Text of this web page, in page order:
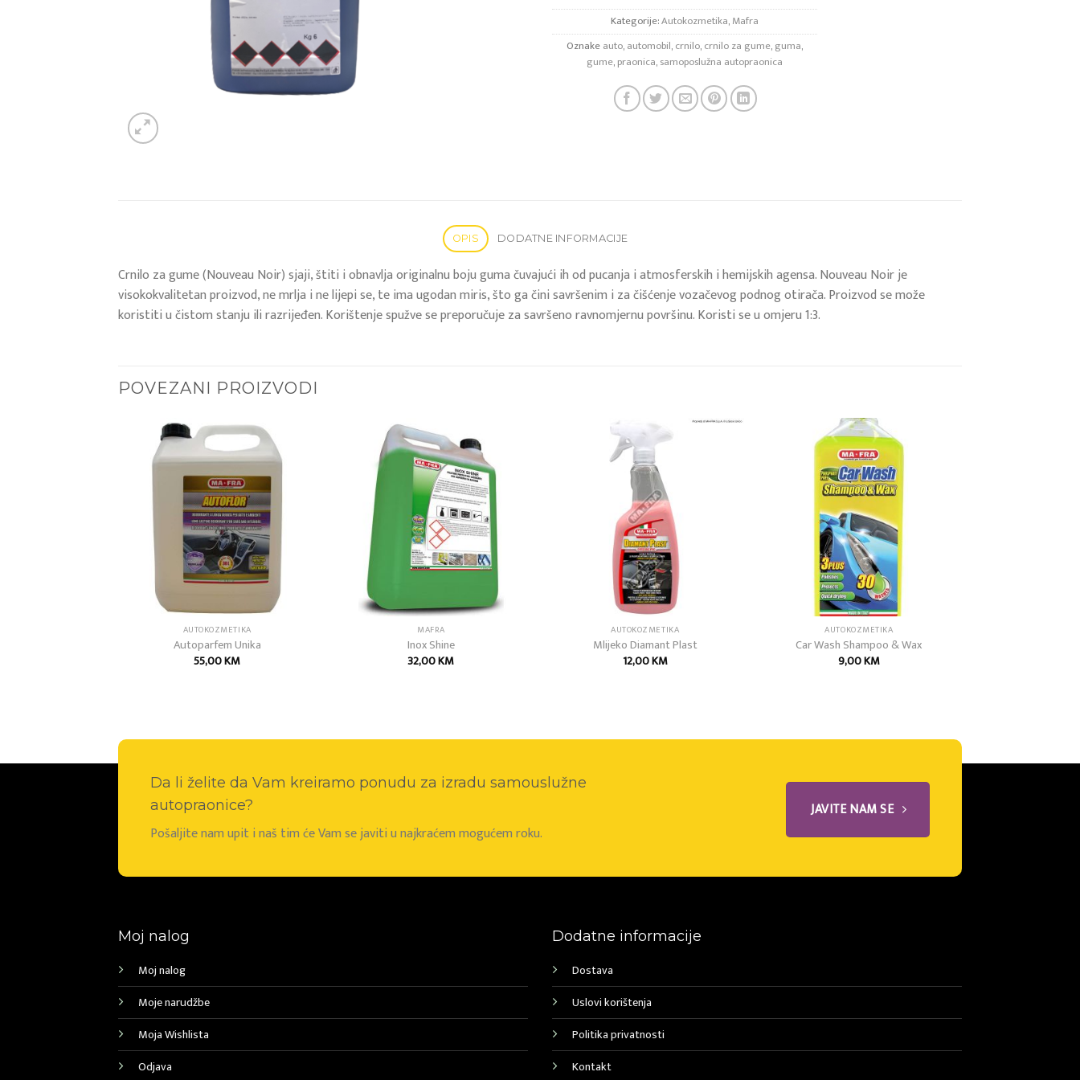
Kategorije:Autokozmetika,Mafra
Oznakeauto,automobil,crnilo,crnilo za gume,guma,
gume,praonica,samoposlužna autopraonica
OPIS DODATNE INFORMACIJE
Crnilo za gume (Nouveau Noir) sjaji, štiti i obnavlja originalnu boju guma čuvajući ih od pucanja i atmosferskih i hemijskih agensa. Nouveau Noir je
visokokvalitetan proizvod, ne mrlja i ne lijepi se, te ima ugodan miris, što ga čini savršenim i za čišćenje vozačevog podnog otirača. Proizvod se može
koristiti u čistom stanju ili razrijeđen. Korištenje spužve se preporučuje za savršeno ravnomjernu površinu. Koristi se u omjeru 1:3.
POVEZANI PROIZVODI
Add to
AUTOKOZMETIKA
Autoparfem Unika
55,00KM
Add to
wishlist
MAFRA
Inox Shine
32,00KM
AUTOKOZMETIKA
Mlijeko Diamant Plast
12,00KM
AUTOKOZMETIKA
Car Wash Shampoo & Wax
9,00KM
Da li želite da Vam kreiramo ponudu za izradu samouslužne
autopraonice?
Pošaljite nam upit i naš tim će Vam se javiti u najkraćem mogućem roku.
JAVITE NAM SE
Moj nalog
Moj nalog
Moje narudžbe
Moja Wishlista
Odjava
Dodatne informacije
Dostava
Uslovi korištenja
Politika privatnosti
Kontakt